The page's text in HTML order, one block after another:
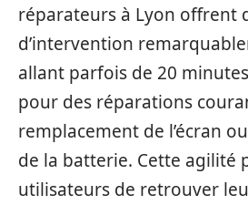
réparateurs à Lyon offrent
d’intervention
allant parfois de 20
pour des réparations
remplacement de l’écran
de la batterie. Cette agilité
utilisateurs de retrouver